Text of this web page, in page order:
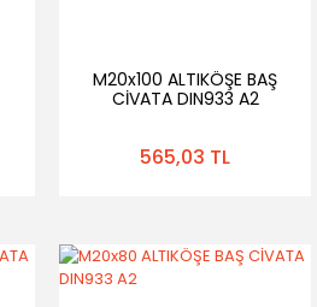
M20x100 ALTIKÖŞE BAŞ
CİVATA DIN933 A2
565,03 TL